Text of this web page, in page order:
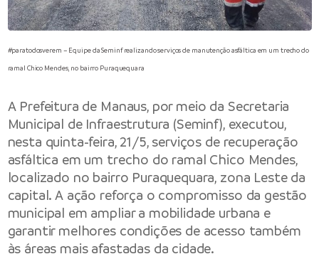
#paratodosverem – Equipe da Seminf realizando serviços de manutenção asfáltica em um trecho do
ramal Chico Mendes, no bairro Puraquequara
A Prefeitura de Manaus, por meio da Secretaria
Municipal de Infraestrutura (Seminf), executou,
nesta quinta-feira, 21/5, serviços de recuperação
asfáltica em um trecho do ramal Chico Mendes,
localizado no bairro Puraquequara, zona Leste da
capital. A ação reforça o compromisso da gestão
municipal em ampliar a mobilidade urbana e
garantir melhores condições de acesso também
às áreas mais afastadas da cidade.